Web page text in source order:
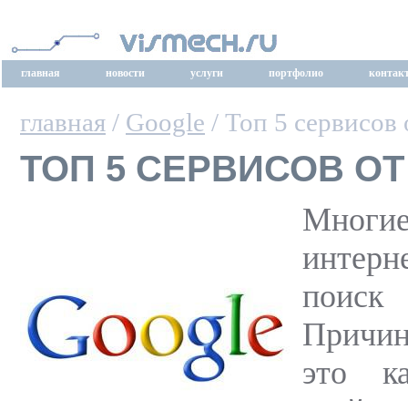
главная новости услуги портфолио
главная / Google / Топ 5 сервисов
ТОП 5 СЕРВИСОВ ОТ
это